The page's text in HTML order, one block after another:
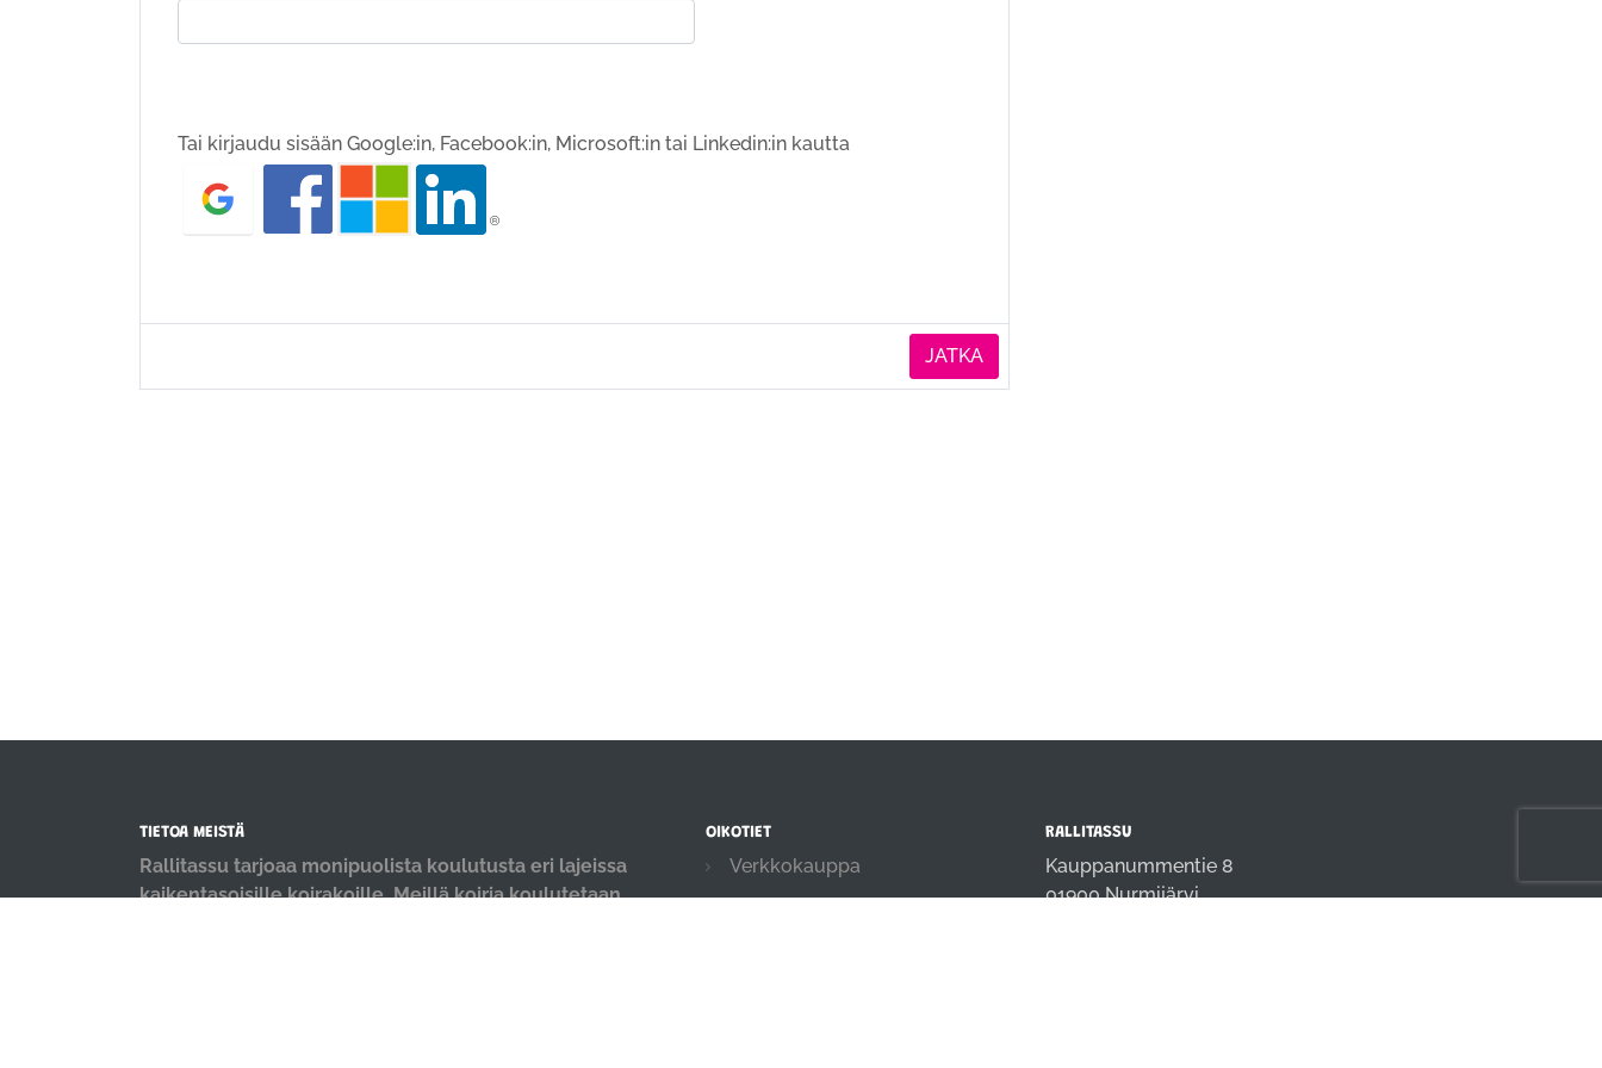
Tai kirjaudu sisään Google:in, Facebook:in, Microsoft:in tai Linkedin:in kautta
JATKA
TIETOA MEISTÄ
Rallitassu tarjoaa monipuolista koulutusta eri lajeissa
kaikentasoisille koirakoille. Meillä koiria koulutetaan
OIKOTIET
Verkkokauppa
RALLITASSU
Kauppanummentie 8
01900 Nurmijärvi